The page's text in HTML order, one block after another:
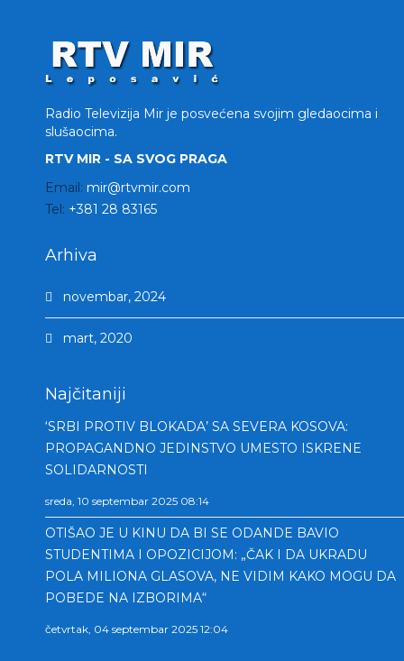
Radio Televizija Mir je posvećena svojim gledaocima i
slušaocima.
RTV MIR - SA SVOG PRAGA
Email: mir@rtvmir.com
Tel: +381 28 83165
Arhiva
novembar, 2024
mart, 2020
Najčitaniji
‘SRBI PROTIV BLOKADA’ SA SEVERA KOSOVA:
PROPAGANDNO JEDINSTVO UMESTO ISKRENE
SOLIDARNOSTI
sreda, 10 septembar 2025 08:14
OTIŠAO JE U KINU DA BI SE ODANDE BAVIO
STUDENTIMA I OPOZICIJOM: „ČAK I DA UKRADU
POLA MILIONA GLASOVA, NE VIDIM KAKO MOGU DA
POBEDE NA IZBORIMA“
četvrtak, 04 septembar 2025 12:04